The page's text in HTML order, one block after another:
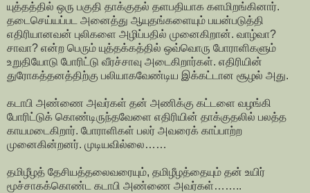
யுத்தத்தில் ஒரு பகுதி தாக்குதல் தளபதியாக களமிறங்கினார்.
தடைசெய்யப்பட அனைத்து ஆயுதங்களையும் பயன்படுத்தி
எதிரியானவன் புலிகளை அழிப்பதில் முனைகிறான். வாழ்வா?
சாவா? என்ற பெரும் யுத்தக்கத்தில் ஒவ்வொரு போராளிகளும்
உறுதியோடு போரிட்டு வீரச்சாவு அடைகிறார்கள். எதிரியின்
துரோகத்தனத்திற்கு பலியாகவேண்டிய இக்கட்டான சூழல் அது.
கடாபி அண்ணை அவர்கள் தன் அணிக்கு கட்டளை வழங்கி
போரிட்டுக் கொண்டிருந்தவேளை எதிரியின் தாக்குதலில் பலத்த
காயமடைகிறார். போராளிகள் பலர் அவரைக் காப்பாற்ற
முனைகின்றனர். முடியவில்லை……
தமிழீழத் தேசியத்தலைவரையும், தமிழீழத்தையும் தன் உயிர்
மூச்சாகக்கொண்ட கடாபி அண்ணை அவர்கள்……..